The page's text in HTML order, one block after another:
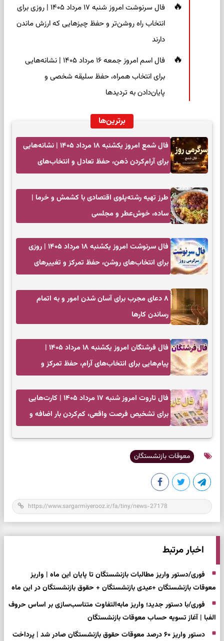
فال سرنوشت امروز شنبه ۱۷ مرداد ۱۴۰۵ | روزی برای
انتخاب راه روشن‌تر و حفظ چیزهایی که ارزش ماندن
دارند
فال اسم امروز جمعه ۱۶ مرداد ۱۴۰۵ | نشانه‌هایی
برای انتخاب همراه، حفظ سلیقه شخصی و
پایان‌دادن به تردیدها
برترین‌ها
فال شمع امروز یکشنبه ۱۸ مرداد ۱۴۰۵ | نشانه‌هایی
برای آرام‌کردن ذهن، حفظ تعادل و انتخاب‌های
طرز تهیه رشته‌پلوی اقتصادی با کشمش و خرما |
ساده، خوش‌عطر و مجلسی
فال سرنوشت امروز یکشنبه ۱۸ مرداد ۱۴۰۵ | روزی
برای انتخاب‌های روشن، حفظ تمرکز و تغییرهای
۸ دعای مجرب برای آسان شدن امور و به اتمام
رساندن کار‌ها
فال فرشتگان امروز یکشنبه ۱۸ مرداد ۱۴۰۵ |
پیام‌هایی برای انتخاب‌های آرام، حفظ تمرکز و
فال تاروت امروز شنبه ۱۷ مرداد ۱۴۰۵ | کارت‌هایی
برای تشخیص فرصت واقعی، کم‌کردن بار اضافه و
معوقات بازنشستگان
اخبار مرتبط
فوری/دستور واریز مطالبات بازنشستگان تا پایان این ماه | واریز
معوقات بازنشستگان +عیدی بازنشستگان + حقوق بازنشستگان در این ماه
فوری/با دستور جدید؛ واریز مابه‌التفاوت متناسب‌سازی بر اساس حروف
الفبا | آغاز تسویه حساب معوقات بازنشستگان
دستور واریز ۶۰ درصد معوقات حقوق بازنشستگان صادر شد | پرداخت